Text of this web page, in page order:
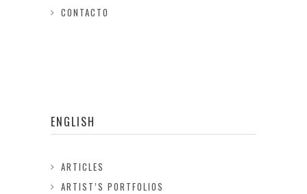
CONTACTO
ENGLISH
ARTICLES
ARTIST’S PORTFOLIOS